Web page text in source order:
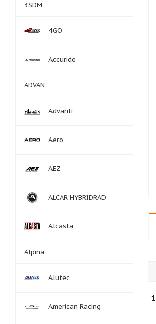
3SDM
4GO
Accuride
ADVAN
Advanti
Aero
AEZ
ALCAR HYBRIDRAD
Alcasta
Alpina
Alutec
American Racing